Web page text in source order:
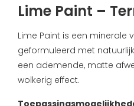
Lime Paint –
Lime Paint is een minerale
geformuleerd met
een ademende, matte
wolkerig effect.